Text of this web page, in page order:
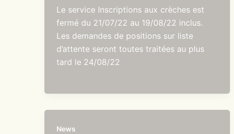
Le service Inscriptions aux crèches est
fermé du 21/07/22 au 19/08/22 inclus.
Les demandes de positions sur liste
d’attente seront toutes traitées au plus
tard le 24/08/22
News